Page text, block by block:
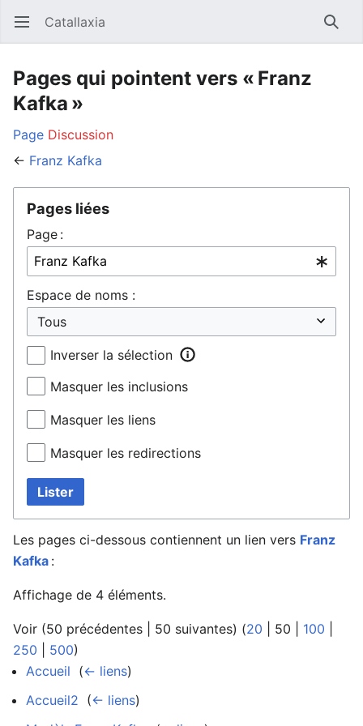
Ouvrir le menu principal Catallaxia
Pages qui pointent vers « Franz
Kafka »
Page Discussion
← Franz Kafka
Pages liées
Page :
Espace de noms :
Inverser la sélection
Masquer les inclusions
Masquer les liens
Masquer les redirections
Lister
Les pages ci-dessous contiennent un lien vers Franz
Kafka :
Affichage de 4 éléments.
Voir (50 précédentes 50 suivantes) (20 50 100
250
500)
Accueil (← liens)
Accueil2 (← liens)